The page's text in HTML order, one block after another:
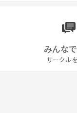
みんな
サークル